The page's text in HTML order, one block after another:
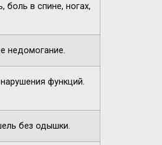
боль в спине, ногах,
недомогание.
функций.
без одышки.